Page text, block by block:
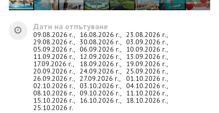
Дати на отпътуване
09.08.2026 г., 16.08.2026 г., 23.08.2026 г.,
29.08.2026 г.,
30.08.2026 г., 03.09.2026 г.,
05.09.2026 г., 06.09.2026 г.,
10.09.2026 г.,
11.09.2026 г.,
12.09.2026 г.,
13.09.2026 г.,
17.09.2026 г.,
18.09.2026 г.,
19.09.2026 г.,
20.09.2026 г., 24.09.2026 г., 25.09.2026 г.,
26.09.2026 г., 27.09.2026 г.,
01.10.2026 г.,
02.10.2026 г., 03.10.2026 г., 04.10.2026 г.,
08.10.2026 г., 09.10.2026 г.,
11.10.2026 г.,
15.10.2026 г.,
16.10.2026 г.,
18.10.2026 г.,
25.10.2026 г.